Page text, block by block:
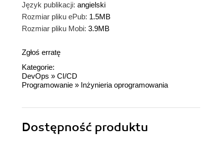
Język publikacji: angielski
Rozmiar pliku ePub: 1.5MB
Rozmiar pliku Mobi: 3.9MB
Zgłoś erratę
Kategorie:
DevOps » CI/CD
Programowanie » Inżynieria oprogramowania
Dostępność produktu